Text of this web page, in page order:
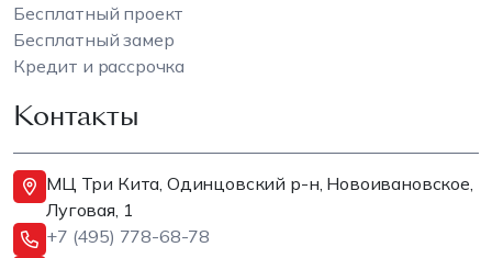
Бесплатный проект
Бесплатный замер
Кредит и рассрочка
Контакты
МЦ Три Кита, Одинцовский р-н, Новоивановское,
Луговая, 1
+7 (495) 778-68-78